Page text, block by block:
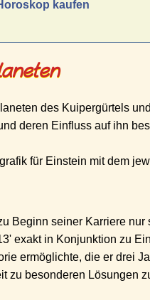
kaufen
des Kuipergürtels
deren Einfluss auf ihn
für Einstein mit dem
Beginn seiner Karriere nur
exakt in Konjunktion zu
ermöglichte, die er drei
zu besonderen Lösungen